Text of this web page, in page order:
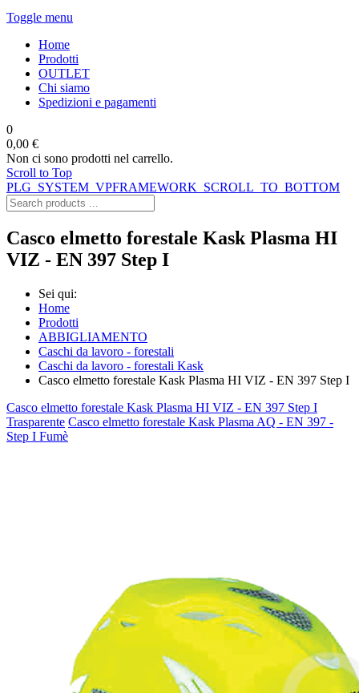
Toggle menu
Home
Prodotti
OUTLET
Chi siamo
Spedizioni e pagamenti
0
0,00 €
Non ci sono prodotti nel carrello.
Scroll to Top
PLG_SYSTEM_VPFRAMEWORK_SCROLL_TO_BOTTOM
Casco elmetto forestale Kask Plasma HI
VIZ - EN 397 Step I
Sei qui:
Home
Prodotti
ABBIGLIAMENTO
Caschi da lavoro - forestali
Caschi da lavoro - forestali Kask
Casco elmetto forestale Kask Plasma HI VIZ - EN 397 Step I
Casco elmetto forestale Kask Plasma HI VIZ - EN 397 Step I
Trasparente Casco elmetto forestale Kask Plasma AQ - EN 397 -
Step I Fumè